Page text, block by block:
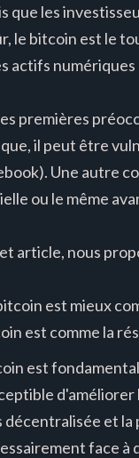
que les
le bitcoin est le
actifs numériques
premières
il peut être
Une autre
ou le même
article, nous
est mieux
est comme la
est
d'améliorer
décentralisée et
face à